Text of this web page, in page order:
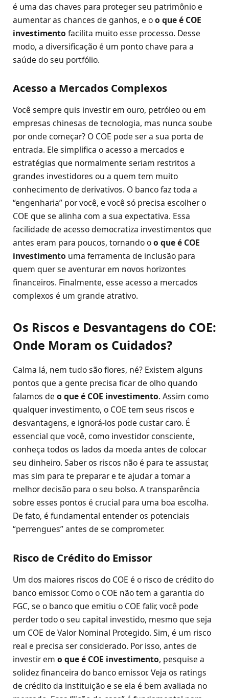
é uma das chaves para proteger seu patrimônio e
aumentar as chances de ganhos, e oo que é COE
investimento facilita muito esse processo. Desse
modo, a diversificação é um ponto chave para a
saúde do seu portfólio.
Acesso a Mercados Complexos
Você sempre quis investir em ouro, petróleo ou em
empresas chinesas de tecnologia, mas nunca soube
por onde começar? O COE pode ser a sua porta de
entrada. Ele simplifica o acesso a mercados e
estratégias que normalmente seriam restritos a
grandes investidores ou a quem tem muito
conhecimento de derivativos. O banco faz toda a
“engenharia” por você, e você só precisa escolher o
COE que se alinha com a sua expectativa. Essa
facilidade de acesso democratiza investimentos que
antes eram para poucos, tornando oo que é COE
investimento uma ferramenta de inclusão para
quem quer se aventurar em novos horizontes
financeiros. Finalmente, esse acesso a mercados
complexos é um grande atrativo.
Os Riscos e Desvantagens do COE:
Onde Moram os Cuidados?
Calma lá, nem tudo são flores, né? Existem alguns
pontos que a gente precisa ficar de olho quando
falamos de o que é COE investimento. Assim como
qualquer investimento, o COE tem seus riscos e
desvantagens, e ignorá-los pode custar caro. É
essencial que você, como investidor consciente,
conheça todos os lados da moeda antes de colocar
seu dinheiro. Saber os riscos não é para te assustar,
mas sim para te preparar e te ajudar a tomar a
melhor decisão para o seu bolso. A transparência
sobre esses pontos é crucial para uma boa escolha.
De fato, é fundamental entender os potenciais
“perrengues” antes de se comprometer.
Risco de Crédito do Emissor
Um dos maiores riscos do COE é o risco de crédito do
banco emissor. Como o COE não tem a garantia do
FGC, se o banco que emitiu o COE falir, você pode
perder todo o seu capital investido, mesmo que seja
um COE de Valor Nominal Protegido. Sim, é um risco
real e precisa ser considerado. Por isso, antes de
investir em o que é COE investimento, pesquise a
solidez financeira do banco emissor. Veja os ratings
de crédito da instituição e se ela é bem avaliada no